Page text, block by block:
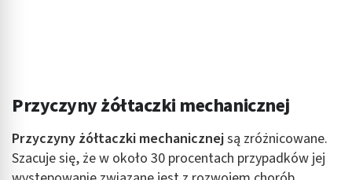
Przyczyny żółtaczki mechanicznej
Przyczyny żółtaczki mechanicznejsą zróżnicowane.
Szacuje się, że w około 30 procentach przypadków jej